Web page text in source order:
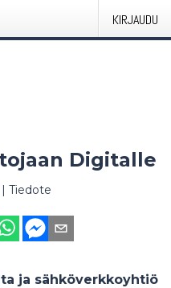
KIRJAUDU
Digitalle
| Tiedote
ja sähköverkkoyhtiö